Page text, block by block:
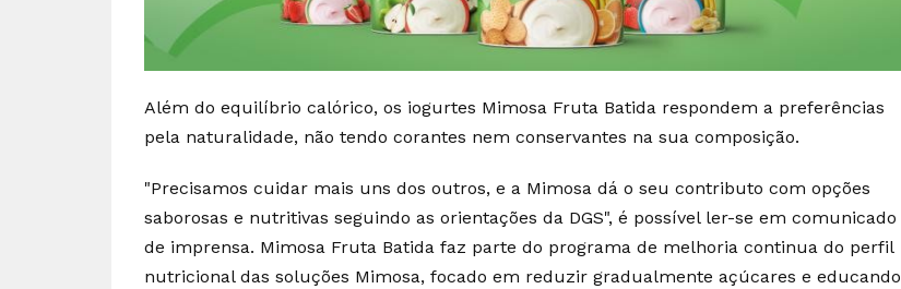
Além do equilíbrio calórico, os iogurtes Mimosa Fruta Batida respondem a preferências
pela naturalidade, não tendo corantes nem conservantes na sua composição.
"Precisamos cuidar mais uns dos outros, e a Mimosa dá o seu contributo com opções
saborosas e nutritivas seguindo as orientações da DGS", é possível ler-se em comunicado
de imprensa. Mimosa Fruta Batida faz parte do programa de melhoria continua do perfil
nutricional das soluções Mimosa, focado em reduzir gradualmente açúcares e educando